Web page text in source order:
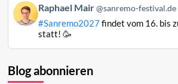
ansehen
Beitrag
von
Raphael
Bluesky
ansehen
Raphael Mair @sanremo-festival.de
#Sanremo2027findet vom 16. bis
statt! 🥳
Blog abonnieren